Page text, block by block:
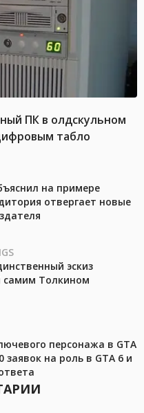
ПК в олдскульном
табло
на примере
отвергает новые
эскиз
самим Толкином
персонажа в GTA
заявок на роль в GTA 6 и